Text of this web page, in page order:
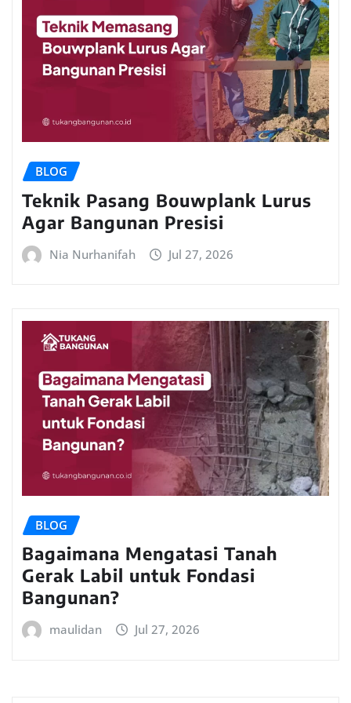
BLOG
Teknik Pasang Bouwplank Lurus
Agar Bangunan Presisi
Nia Nurhanifah Jul 27, 2026
BLOG
Bagaimana Mengatasi Tanah
Gerak Labil untuk Fondasi
Bangunan?
maulidan Jul 27, 2026